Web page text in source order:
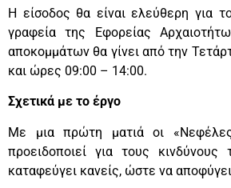
Η είσοδος θα είναι ελεύθερη για
γραφεία της Εφορείας
αποκομμάτων θα γίνει από την
και ώρες 09:00 – 14:00.
Σχετικά με το έργο
Με μια πρώτη ματιά οι
προειδοποιεί για τους
καταφεύγει κανείς, ώστε να